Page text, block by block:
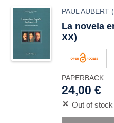
PAUL AUBERT
La novela
XX)
PAPERBACK
24,00 €
Out of stock